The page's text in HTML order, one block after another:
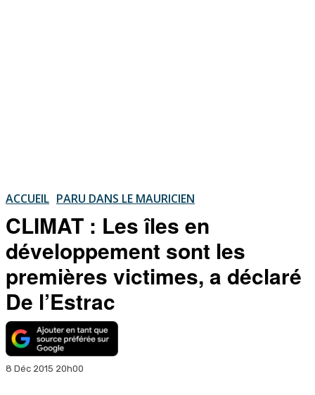
ACCUEIL PARU DANS LE MAURICIEN
CLIMAT : Les îles en
développement sont les
premières victimes, a déclaré
De l’Estrac
8 Déc 2015 20h00